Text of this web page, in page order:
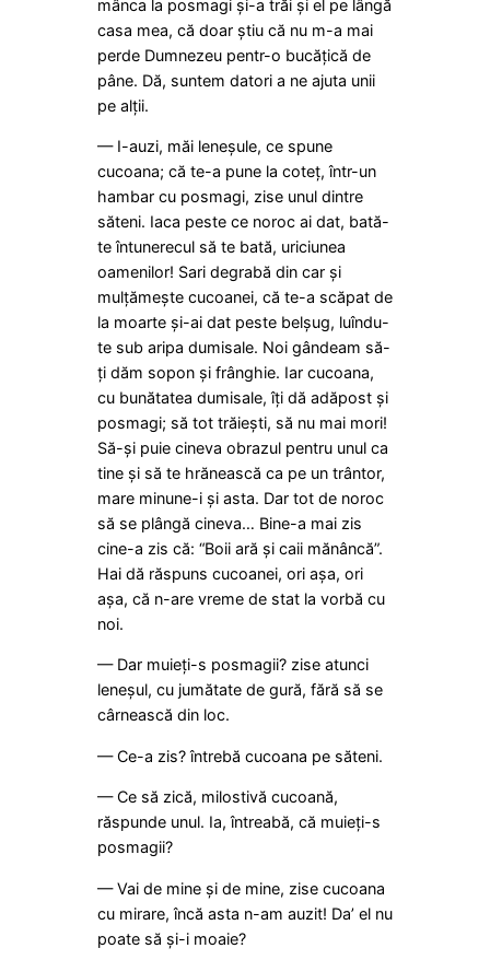
mânca la posmagi și-a trăi și el pe lângă
casa mea, că doar știu că nu m-a mai
perde Dumnezeu pentr-o bucățică de
pâne. Dă, suntem datori a ne ajuta unii
pe alții.
— I-auzi, măi leneșule, ce spune
cucoana; că te-a pune la coteț, într-un
hambar cu posmagi, zise unul dintre
săteni. Iaca peste ce noroc ai dat, bată-
te întunerecul să te bată, uriciunea
oamenilor! Sari degrabă din car și
mulțămește cucoanei, că te-a scăpat de
la moarte și-ai dat peste belșug, luîndu-
te sub aripa dumisale. Noi gândeam să-
ți dăm sopon și frânghie. Iar cucoana,
cu bunătatea dumisale, îți dă adăpost și
posmagi; să tot trăiești, să nu mai mori!
Să-și puie cineva obrazul pentru unul ca
tine și să te hrănească ca pe un trântor,
mare minune-i și asta. Dar tot de noroc
să se plângă cineva… Bine-a mai zis
cine-a zis că: “Boii ară și caii mănâncă”.
Hai dă răspuns cucoanei, ori așa, ori
așa, că n-are vreme de stat la vorbă cu
noi.
— Dar muieți-s posmagii? zise atunci
leneșul, cu jumătate de gură, fără să se
cârnească din loc.
— Ce-a zis? întrebă cucoana pe săteni.
— Ce să zică, milostivă cucoană,
răspunde unul. Ia, întreabă, că muieți-s
posmagii?
— Vai de mine și de mine, zise cucoana
cu mirare, încă asta n-am auzit! Da’ el nu
poate să și-i moaie?